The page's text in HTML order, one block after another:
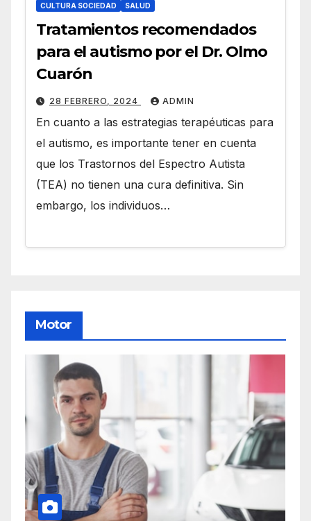
CULTURA SOCIEDAD SALUD
Tratamientos recomendados
para el autismo por el Dr. Olmo
Cuarón
28 FEBRERO, 2024 ADMIN
En cuanto a las estrategias terapéuticas para
el autismo, es importante tener en cuenta
que los Trastornos del Espectro Autista
(TEA) no tienen una cura definitiva. Sin
embargo, los individuos…
Motor